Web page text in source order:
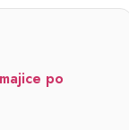
majice po